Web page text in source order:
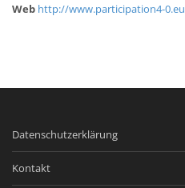
Web http://www.participation4-0.eu
Datenschutzerklärung
Kontakt